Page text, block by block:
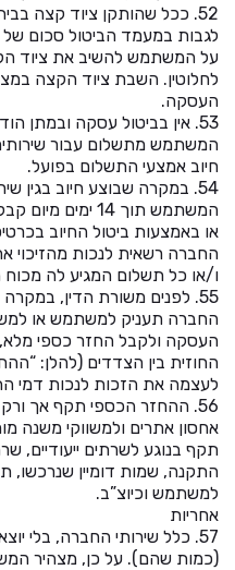
52. ככל שהותקן ציוד קצה
על המשתמש להשיב את ציוד
לחלוטין. השבת ציוד הקצה
העסקה.
53. אין בביטול עסקה ובמתן
המשתמש מתשלום עבור
חיוב אמצעי התשלום בפועל.
54. במקרה שבוצע חיוב בגין
המשתמש תוך 14
או באמצעות ביטול החיוב
החברה רשאית לנכות מהזיכוי
ו/או כל תשלום המגיע לה מכוח
55. לפנים משורת הדין,
החברה תעניק למשתמש או
החוזית בין הצדדים (להלן:
לעצמה את הזכות לנכות דמי
56. ההחזר הכספי תקף אך
אחסון אתרים ולמשווקי משנה
תקף בנוגע לשרתים ייעודיים,
התקנה, שמות דומיין שנרכשו,
למשתמש וכיוצ”ב.
אחריות
(כמות שהם). על כן, מצהיר